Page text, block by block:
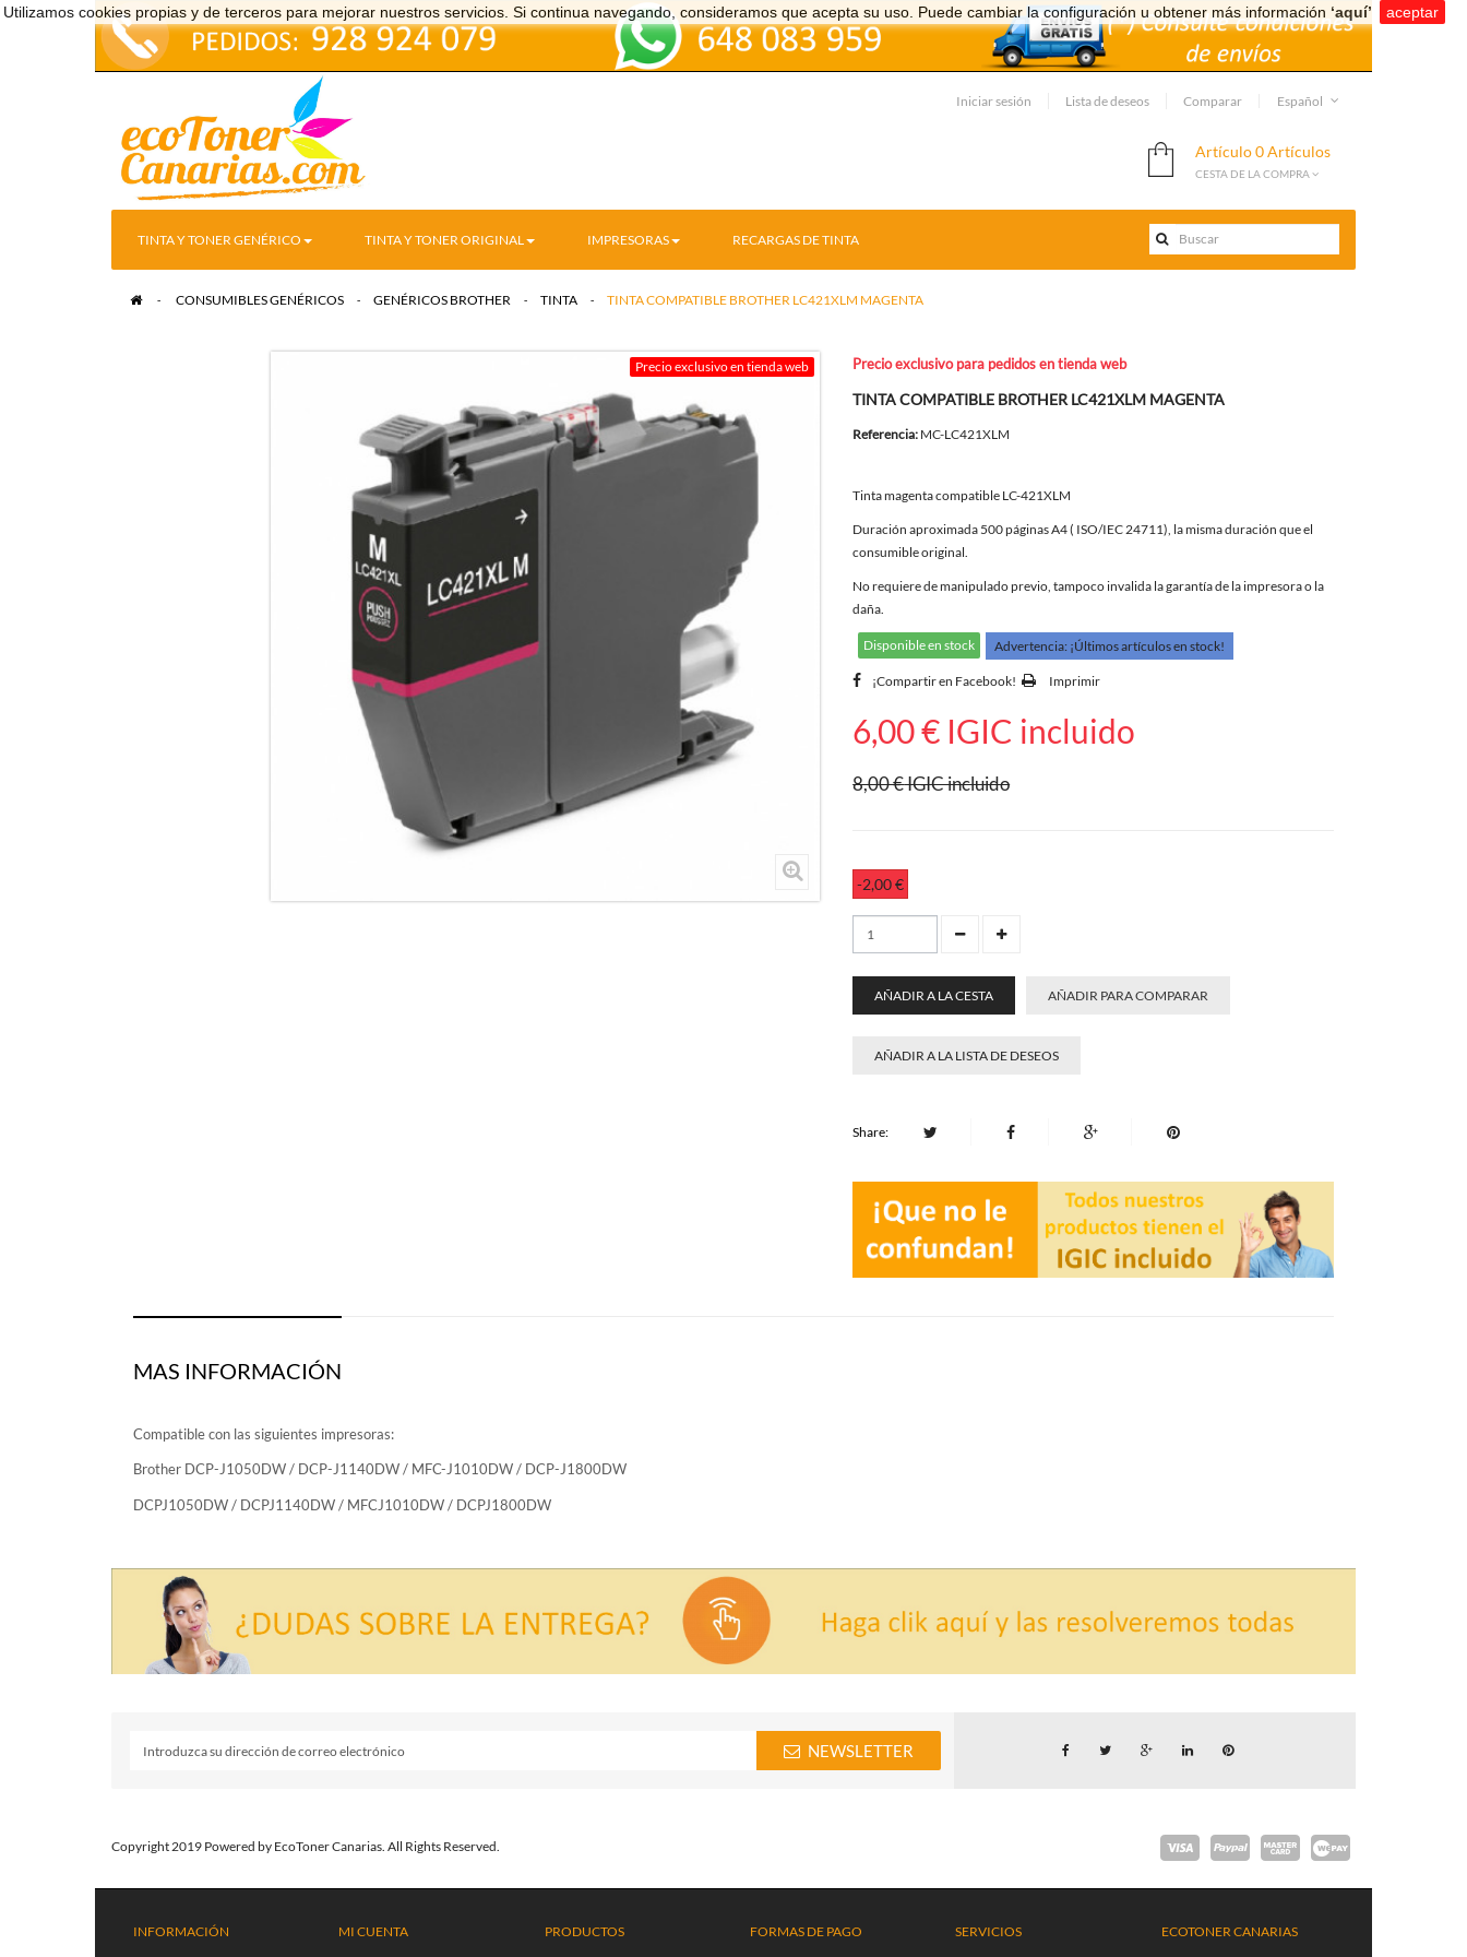
Utilizamos cookies propias y de terceros para mejorar nuestros servicios. Si continua navegando, consideramos que acepta su uso. Puede cambiar la configuración u obtener más información ‘aquí’ aceptar
Español
Iniciar sesión Lista de deseos Comparar
Artículo0 Artículos
CESTA DE LA COMPRA
TINTA Y TONER GENÉRICO TINTA Y TONER ORIGINAL IMPRESORAS RECARGAS DE TINTA
> CONSUMIBLES GENÉRICOS > GENÉRICOS BROTHER > TINTA > TINTA COMPATIBLE BROTHER LC421XLM MAGENTA
Precio exclusivo en tienda web Precio exclusivo para pedidos en tienda web
TINTA COMPATIBLE BROTHER LC421XLM MAGENTA
Referencia: MC-LC421XLM
Tinta magenta compatible LC-421XLM
Duración aproximada 500 páginas A4 ( ISO/IEC 24711), la misma duración que el
consumible original.
No requiere de manipulado previo, tampoco invalida la garantía de la impresora o la
daña.
Disponible en stock Advertencia: ¡Últimos artículos en stock!
¡Compartir en Facebook! Imprimir
6,00 € IGIC incluido
8,00 €IGIC incluido
-2,00 €
AÑADIR A LA CESTA AÑADIR PARA COMPARAR
AÑADIR A LA LISTA DE DESEOS
Share:
MAS INFORMACIÓN
Compatible con las siguientes impresoras:
Brother DCP-J1050DW / DCP-J1140DW / MFC-J1010DW / DCP-J1800DW
DCPJ1050DW / DCPJ1140DW / MFCJ1010DW / DCPJ1800DW
NEWSLETTER
Copyright 2019 Powered by EcoToner Canarias. All Rights Reserved.
INFORMACIÓN MI CUENTA PRODUCTOS FORMAS DE PAGO SERVICIOS ECOTONER CANARIAS